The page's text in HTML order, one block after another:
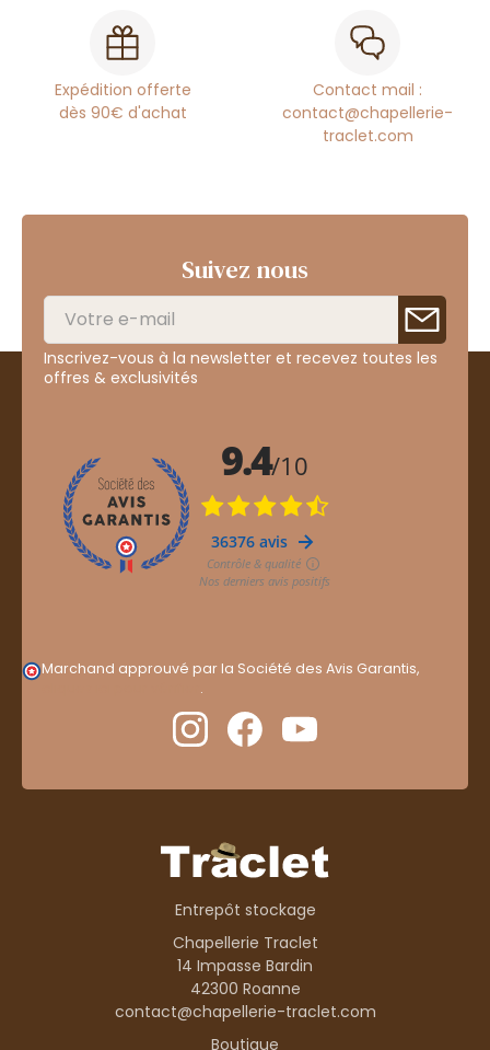
Expédition offerte
dès 90€ d'achat
Contact mail :
contact@chapellerie-
traclet.com
Suivez nous
Inscrivez-vous à la newsletter et recevez toutes les
offres & exclusivités
Marchand approuvé par la Société des Avis Garantis,
.
Entrepôt stockage
Chapellerie Traclet
14 Impasse Bardin
42300 Roanne
contact@chapellerie-traclet.com
Boutique